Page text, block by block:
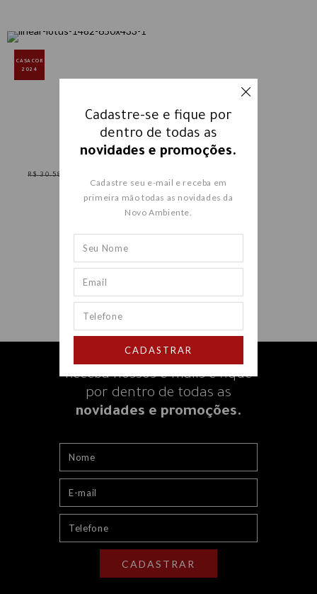
CAMA LOTUS
R$ 30.580,00
CASACOR
2024
Receba nossos e-mails e fique
por dentro de todas as
novidades e promoções.
CADASTRAR
Cadastre-se e fique por
dentro de todas as
novidades e promoções.
Cadastre seu e-mail e receba em
primeira mão todas as novidades da
Novo Ambiente.
CADASTRAR